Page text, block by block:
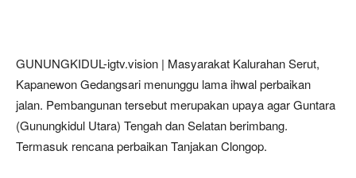
GUNUNGKIDUL-igtv.vision | Masyarakat Kalurahan Serut,
Kapanewon Gedangsari menunggu lama ihwal perbaikan
jalan. Pembangunan tersebut merupakan upaya agar Guntara
(Gunungkidul Utara) Tengah dan Selatan berimbang.
Termasuk rencana perbaikan Tanjakan Clongop.